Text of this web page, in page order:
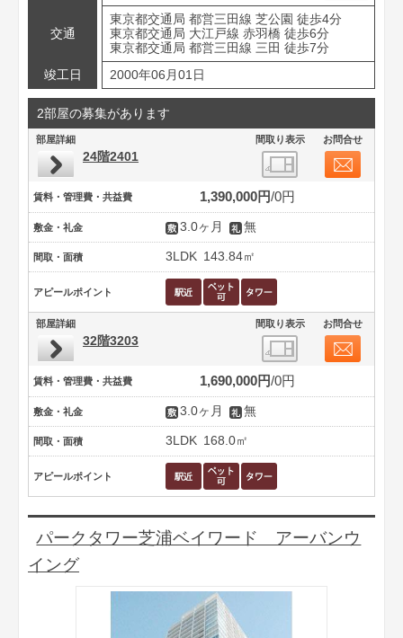
交通
東京都交通局 都営三田線 芝公園 徒歩4分
東京都交通局 大江戸線 赤羽橋 徒歩6分
東京都交通局 都営三田線 三田 徒歩7分
竣工日
2000年06月01日
2部屋の募集があります
部屋詳細 間取り表示 お問合せ
24階2401
賃料・管理費・共益費 1,390,000円 0円
敷金・礼金 3.0ヶ月 無
間取・面積 3LDK 143.84㎡
アピールポイント
部屋詳細 間取り表示 お問合せ
32階3203
賃料・管理費・共益費 1,690,000円 0円
敷金・礼金 3.0ヶ月 無
間取・面積 3LDK 168.0㎡
アピールポイント
パークタワー芝浦ベイワード アーバンウ
イング